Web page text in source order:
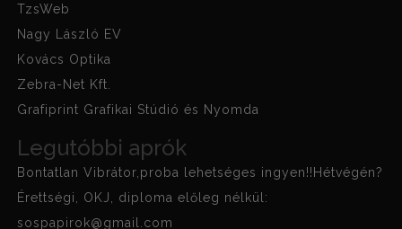
TzsWeb
Nagy László EV
Kovács Optika
Zebra-Net Kft.
Grafiprint Grafikai Stúdió és Nyomda
Legutóbbi aprók
Bontatlan Vibrátor,proba lehetséges ingyen!!Hétvégén?
Érettségi, OKJ, diploma előleg nélkül:
sospapirok@gmail.com